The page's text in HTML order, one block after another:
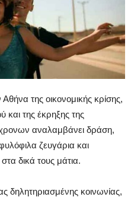
της οικονομικής κρίσης,
της έκρηξης της
αναλαμβάνει δράση,
ζευγάρια και
δικά τους μάτια.
δηλητηριασμένης κοινωνίας,